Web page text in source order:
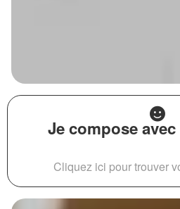
Je compose
Cliquez ici pour trouver